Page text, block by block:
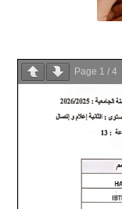
Page 1 /4